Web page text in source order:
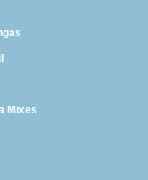
Mixes